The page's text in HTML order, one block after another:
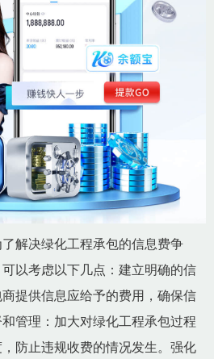
解决绿化工程承包的信息费争
以考虑以下几点：建立明确的信
提供信息应给予的费用，确保信
管理：加大对绿化工程承包过程
防止违规收费的情况发生。强化